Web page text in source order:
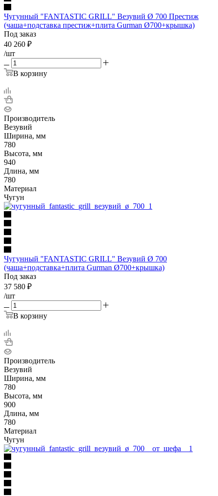
Чугунный "FANTASTIC GRILL" Везувий Ø 700 Престиж
(чаша+подставка престиж+плита Gurman Ø700+крышка)
Под заказ
40 260 ₽
/шт
В корзину
Производитель
Везувий
Ширина, мм
780
Высота, мм
940
Длина, мм
780
Материал
Чугун
Чугунный "FANTASTIC GRILL" Везувий Ø 700
(чаша+подставка+плита Gurman Ø700+крышка)
Под заказ
37 580 ₽
/шт
В корзину
Производитель
Везувий
Ширина, мм
780
Высота, мм
900
Длина, мм
780
Материал
Чугун